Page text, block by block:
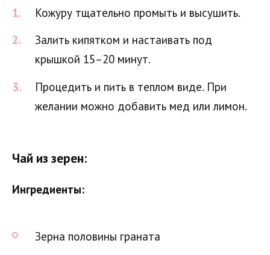
Кожуру тщательно промыть и высушить.
Залить кипятком и настаивать под
крышкой 15–20 минут.
Процедить и пить в теплом виде. При
желании можно добавить мед или лимон.
Чай из зерен:
Ингредиенты:
Зерна половины граната